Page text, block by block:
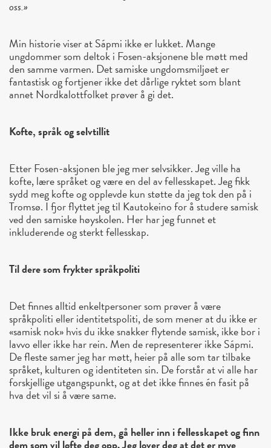
oss.»
Min historie viser at Sápmi ikke er lukket. Mange
ungdommer som deltok i Fosen-aksjonene ble møtt med
den samme varmen. Det samiske ungdomsmiljøet er
fantastisk og fortjener ikke det dårlige ryktet som blant
annet Nordkalottfolket prøver å gi det.
Kofte, språk og selvtillit
Etter Fosen-aksjonen ble jeg mer selvsikker. Jeg ville ha
kofte, lære språket og være en del av fellesskapet. Jeg fikk
sydd meg kofte og opplevde kun støtte da jeg tok den på i
Tromsø. I fjor flyttet jeg til Kautokeino for å studere samisk
ved den samiske høyskolen. Her har jeg funnet et
inkluderende og sterkt fellesskap.
Til dere som frykter språkpoliti
Det finnes alltid enkeltpersoner som prøver å være
språkpoliti eller identitetspoliti, de som mener at du ikke er
«samisk nok» hvis du ikke snakker flytende samisk, ikke bor i
lavvo eller ikke har rein. Men de representerer ikke Sápmi.
De fleste samer jeg har møtt, heier på alle som tar tilbake
språket, kulturen og identiteten sin. De forstår at vi alle har
forskjellige utgangspunkt, og at det ikke finnes én fasit på
hva det vil si å være same.
Ikke bruk energi på dem, gå heller inn i fellesskapet og finn